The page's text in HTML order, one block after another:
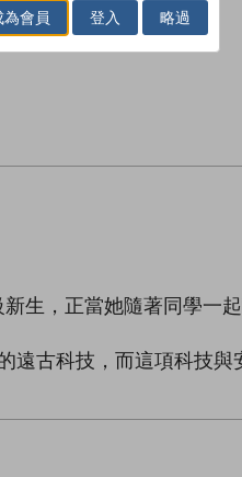
生，正當她隨著同學一
古科技，而這項科技
為會員 登入 略過